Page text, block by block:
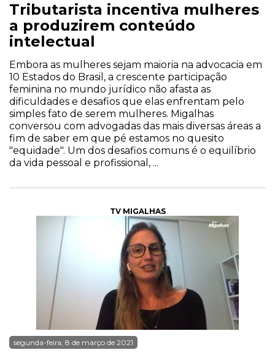
Tributarista incentiva mulheres
a produzirem conteúdo
intelectual
Embora as mulheres sejam maioria na advocacia em
10 Estados do Brasil, a crescente participação
feminina no mundo jurídico não afasta as
dificuldades e desafios que elas enfrentam pelo
simples fato de serem mulheres. Migalhas
conversou com advogadas das mais diversas áreas a
fim de saber em que pé estamos no quesito
"equidade". Um dos desafios comuns é o equilíbrio
da vida pessoal e profissional, ...
TV MIGALHAS
segunda-feira, 8 de março de 2021